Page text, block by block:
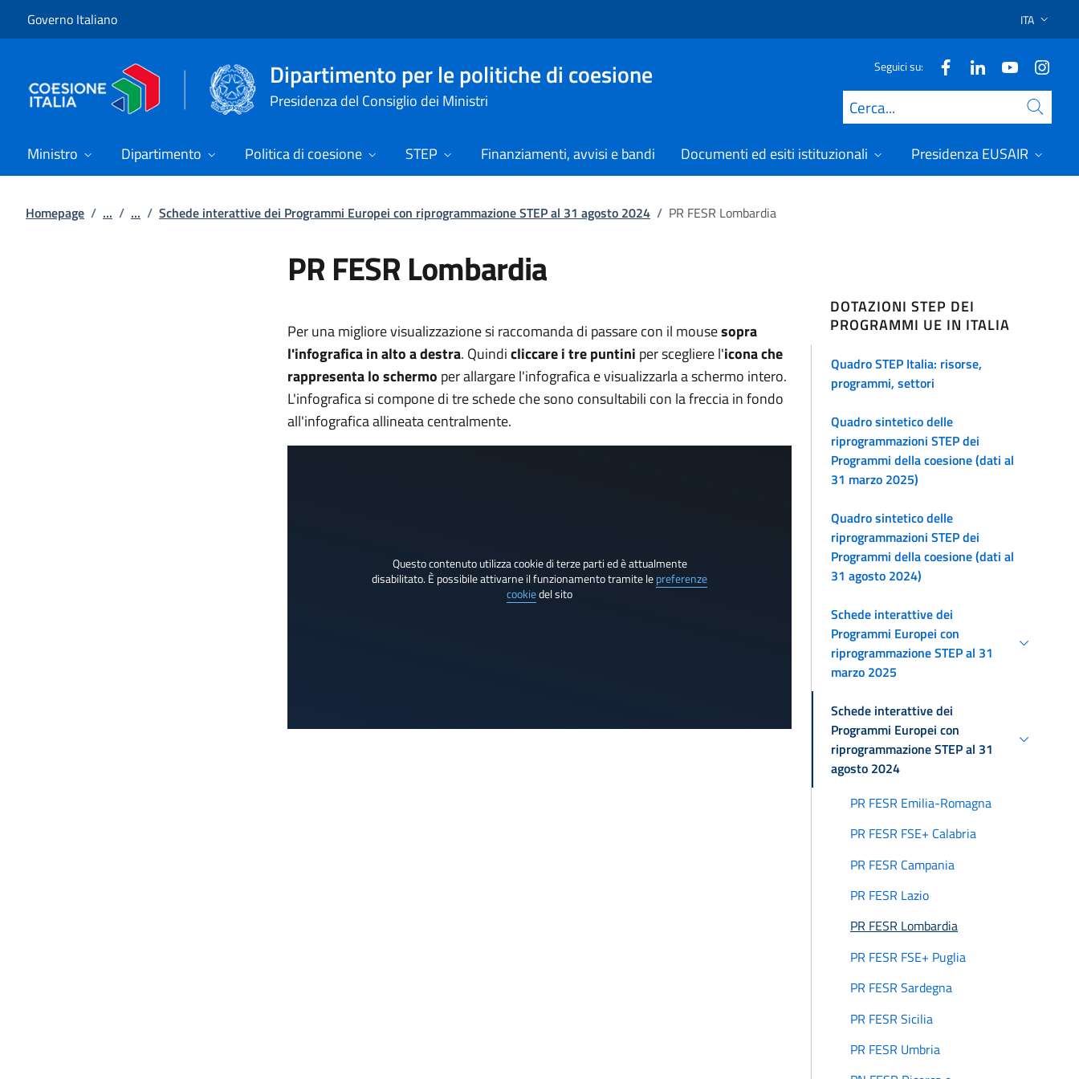
Governo Italiano SELEZIONE
ITA
Dipartimento per le politiche di coesione
Presidenza del Consiglio dei Ministri
Seguici su:
Cerca
Ministro Dipartimento Politica di coesione STEP Finanziamenti, avvisi e bandi Documenti ed esiti istituzionali Presidenza EUSAIR
Homepage / ... / ... / Schede interattive dei Programmi Europei con riprogrammazione STEP al 31 agosto 2024 / PR FESR Lombardia
PR FESR Lombardia
Per una migliore visualizzazione si raccomanda di passare con il mousesopra
l'infografica in alto a destra. Quindicliccare i tre puntini per scegliere l'icona che
rappresenta lo schermo per allargare l'infografica e visualizzarla a schermo intero.
L'infografica si compone di tre schede che sono consultabili con la freccia in fondo
all'infografica allineata centralmente.
Questo contenuto utilizza cookie di terze parti ed è attualmente
disabilitato. È possibile attivarne il funzionamento tramite le preferenze
cookiedel sito
DOTAZIONI STEP DEI
PROGRAMMI UE IN ITALIA
Quadro STEP Italia: risorse,
programmi, settori
Quadro sintetico delle
riprogrammazioni STEP dei
Programmi della coesione (dati al
31 marzo 2025)
Quadro sintetico delle
riprogrammazioni STEP dei
Programmi della coesione (dati al
31 agosto 2024)
Schede interattive dei
Programmi Europei con
riprogrammazione STEP al 31
marzo 2025
Schede interattive dei
Programmi Europei con
riprogrammazione STEP al 31
agosto 2024
PR FESR Emilia-Romagna
PR FESR FSE+ Calabria
PR FESR Campania
PR FESR Lazio
PR FESR Lombardia
PR FESR FSE+ Puglia
PR FESR Sardegna
PR FESR Sicilia
PR FESR Umbria